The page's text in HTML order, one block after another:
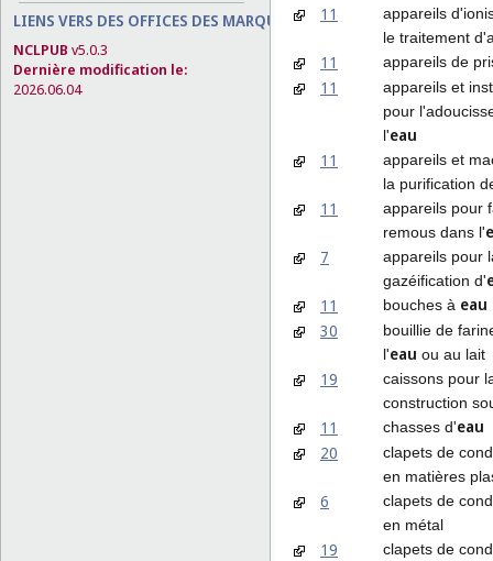
LIENS VERS DES OFFICES DES MARQUES
NCLPUB v5.0.3
Dernière modification le:
2026.06.04
11
appareils
le traitement
11 appareils de
11
appareils et
pour
l'eau
11
appareils et
la purification
11
appareils pour
remous dans l'
7
appareils pour
gazéification d'
11
bouches à eau
30
bouillie de
l'eau ou au lait
19
caissons pour
construction
11 chasses d'eau
20
clapets de
en matières
6
clapets de
en métal
19
clapets de